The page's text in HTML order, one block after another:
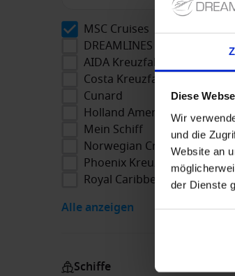
Diese
Wir
und die
Website an
der Dienste
MSC Cruises
DREAMLINES Package
AIDA Kreuzfahrten
Costa Kreuzfahrten
Cunard
Holland America Line
Mein Schiff
Norwegian Cruise Line
Phoenix Kreuzfahrten
Royal Caribbean
Alle anzeigen
Schiffe